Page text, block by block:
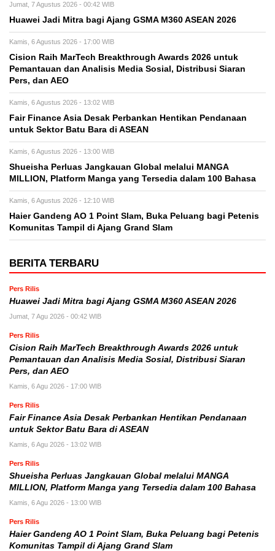
Jumat, 7 Agustus 2026 - 00:42 WIB
Huawei Jadi Mitra bagi Ajang GSMA M360 ASEAN 2026
Kamis, 6 Agustus 2026 - 17:00 WIB
Cision Raih MarTech Breakthrough Awards 2026 untuk
Pemantauan dan Analisis Media Sosial, Distribusi Siaran
Pers, dan AEO
Kamis, 6 Agustus 2026 - 13:02 WIB
Fair Finance Asia Desak Perbankan Hentikan Pendanaan
untuk Sektor Batu Bara di ASEAN
Kamis, 6 Agustus 2026 - 13:00 WIB
Shueisha Perluas Jangkauan Global melalui MANGA
MILLION, Platform Manga yang Tersedia dalam 100 Bahasa
Kamis, 6 Agustus 2026 - 12:10 WIB
Haier Gandeng AO 1 Point Slam, Buka Peluang bagi Petenis
Komunitas Tampil di Ajang Grand Slam
BERITA TERBARU
Pers Rilis
Huawei Jadi Mitra bagi Ajang GSMA M360 ASEAN 2026
Jumat, 7 Agu 2026 - 00:42 WIB
Pers Rilis
Cision Raih MarTech Breakthrough Awards 2026 untuk
Pemantauan dan Analisis Media Sosial, Distribusi Siaran
Pers, dan AEO
Kamis, 6 Agu 2026 - 17:00 WIB
Pers Rilis
Fair Finance Asia Desak Perbankan Hentikan Pendanaan
untuk Sektor Batu Bara di ASEAN
Kamis, 6 Agu 2026 - 13:02 WIB
Pers Rilis
Shueisha Perluas Jangkauan Global melalui MANGA
MILLION, Platform Manga yang Tersedia dalam 100 Bahasa
Kamis, 6 Agu 2026 - 13:00 WIB
Pers Rilis
Haier Gandeng AO 1 Point Slam, Buka Peluang bagi Petenis
Komunitas Tampil di Ajang Grand Slam